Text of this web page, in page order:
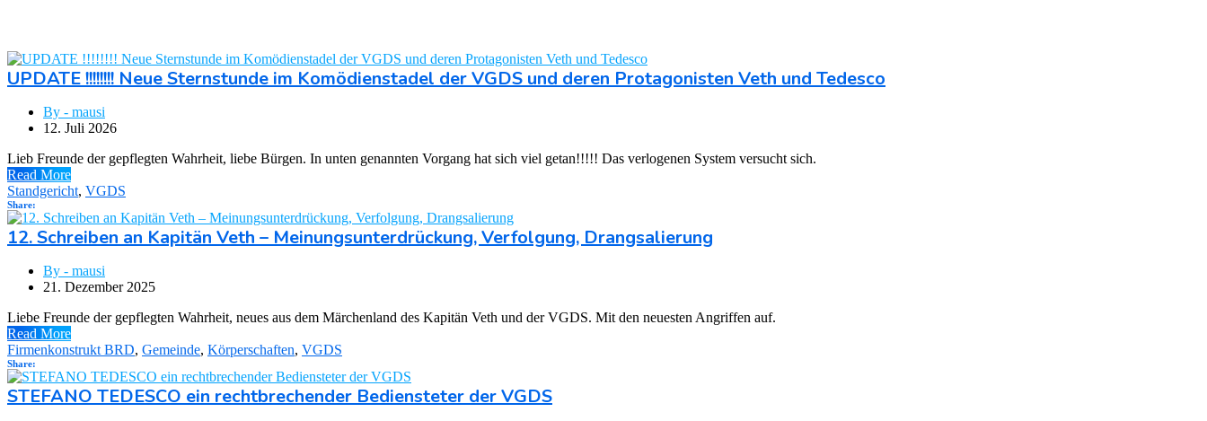
UPDATE !!!!!!!! Neue Sternstunde im Komödienstadel der VGDS und deren Protagonisten Veth und Tedesco
By - mausi
12. Juli 2026
Lieb Freunde der gepflegten Wahrheit, liebe Bürgen. In unten genannten Vorgang hat sich viel getan!!!!! Das verlogenen System versucht sich.
Read More
Standgericht, VGDS
Share:
12. Schreiben an Kapitän Veth – Meinungsunterdrückung, Verfolgung, Drangsalierung
By - mausi
21. Dezember 2025
Liebe Freunde der gepflegten Wahrheit, neues aus dem Märchenland des Kapitän Veth und der VGDS. Mit den neuesten Angriffen auf.
Read More
Firmenkonstrukt BRD, Gemeinde, Körperschaften, VGDS
Share:
STEFANO TEDESCO ein rechtbrechender Bediensteter der VGDS